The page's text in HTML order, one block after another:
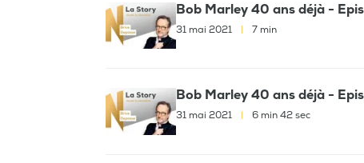
Bob Marley 40 ans déjà -
31 mai 2021 | 7 min
Bob Marley 40 ans déjà -
31 mai 2021 6 min 42 sec